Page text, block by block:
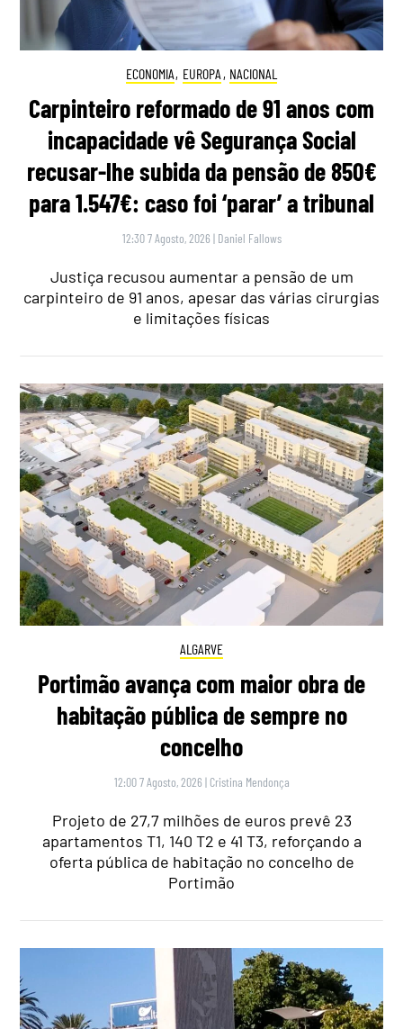
ECONOMIA, EUROPA , NACIONAL
Carpinteiro reformado de 91 anos com
incapacidade vê Segurança Social
recusar-lhe subida da pensão de 850€
para 1.547€: caso foi ‘parar’ a tribunal
12:30 7 Agosto, 2026 | Daniel Fallows
Justiça recusou aumentar a pensão de um
carpinteiro de 91 anos, apesar das várias cirurgias
e limitações físicas
ALGARVE
Portimão avança com maior obra de
habitação pública de sempre no
concelho
12:00 7 Agosto, 2026 | Cristina Mendonça
Projeto de 27,7 milhões de euros prevê 23
apartamentos T1, 140 T2 e 41 T3, reforçando a
oferta pública de habitação no concelho de
Portimão